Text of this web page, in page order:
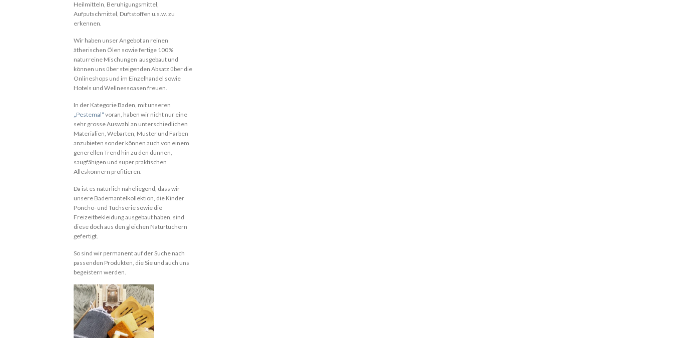
Heilmitteln, Beruhigungsmittel,
Aufputschmittel, Duftstoffen u.s.w. zu
erkennen.
Wir haben unser Angebot an reinen
ätherischen Ölen sowie fertige 100%
naturreine Mischungen ausgebaut und
können uns über steigenden Absatz über die
Onlineshops und im Einzelhandel sowie
Hotels und Wellnessoasen freuen.
In der Kategorie Baden, mit unseren
„Pestemal“voran, haben wir nicht nur eine
sehr grosse Auswahl an unterschiedlichen
Materialien, Webarten, Muster und Farben
anzubieten sonder können auch von einem
generellen Trend hin zu den dünnen,
saugfähigen und super praktischen
Alleskönnern profitieren.
Da ist es natürlich naheliegend, dass wir
unsere Bademantelkollektion, die Kinder
Poncho- und Tuchserie sowie die
Freizeitbekleidung ausgebaut haben, sind
diese doch aus den gleichen Naturtüchern
gefertigt.
So sind wir permanent auf der Suche nach
passenden Produkten, die Sie und auch uns
begeistern werden.